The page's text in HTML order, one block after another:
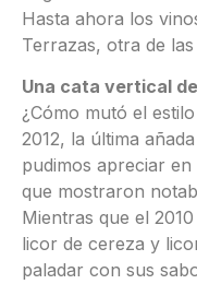
Hasta ahora los
Terrazas, otra de
Una cata vertical
¿Cómo mutó el
2012, la última
pudimos apreciar
que mostraron
Mientras que el
licor de cereza y
paladar con sus